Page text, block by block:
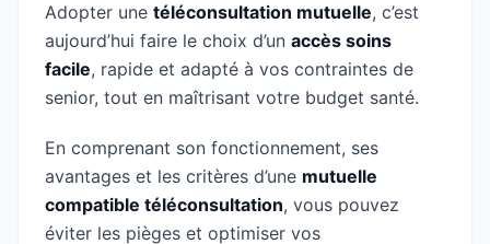
Adopter une téléconsultation mutuelle, c’est
aujourd’hui faire le choix d’un accès soins
facile, rapide et adapté à vos contraintes de
senior, tout en maîtrisant votre budget santé.
En comprenant son fonctionnement, ses
avantages et les critères d’une mutuelle
compatible téléconsultation, vous pouvez
éviter les pièges et optimiser vos